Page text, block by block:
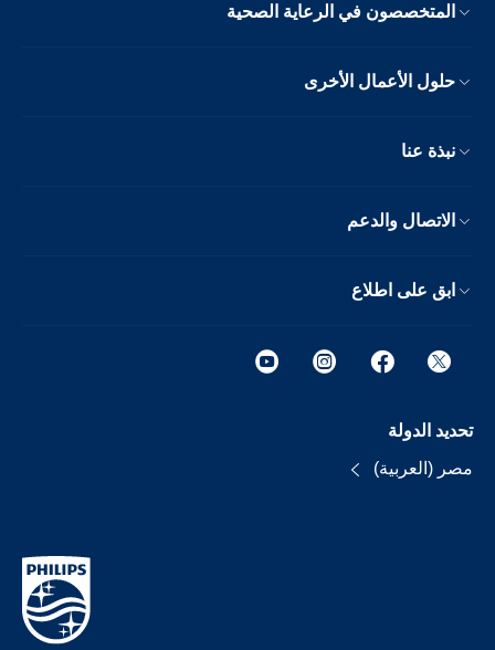
المتخصصون في الرعاية الصحية
حلول الأعمال الأخرى
نبذة عنا
الاتصال والدعم
ابق على اطلاع
تحديد الدولة
مصر (العربية)